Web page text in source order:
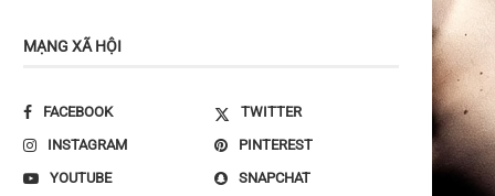
MẠNG XÃ HỘI
FACEBOOK
TWITTER
INSTAGRAM
PINTEREST
YOUTUBE
SNAPCHAT